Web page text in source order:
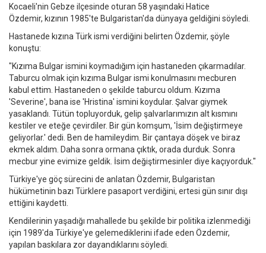
Kocaeli'nin Gebze ilçesinde oturan 58 yaşındaki Hatice
Özdemir, kızının 1985'te Bulgaristan'da dünyaya geldiğini söyledi.
Hastanede kızına Türk ismi verdiğini belirten Özdemir, şöyle
konuştu:
"Kızıma Bulgar ismini koymadığım için hastaneden çıkarmadılar.
Taburcu olmak için kızıma Bulgar ismi konulmasını mecburen
kabul ettim. Hastaneden o şekilde taburcu oldum. Kızıma
'Severine', bana ise 'Hristina' ismini koydular. Şalvar giymek
yasaklandı. Tütün topluyorduk, gelip şalvarlarımızın alt kısmını
kestiler ve eteğe çevirdiler. Bir gün komşum, 'İsim değiştirmeye
geliyorlar.' dedi. Ben de hamileydim. Bir çantaya döşek ve biraz
ekmek aldım. Daha sonra ormana çıktık, orada durduk. Sonra
mecbur yine evimize geldik. İsim değiştirmesinler diye kaçıyorduk."
Türkiye'ye göç sürecini de anlatan Özdemir, Bulgaristan
hükümetinin bazı Türklere pasaport verdiğini, ertesi gün sınır dışı
ettiğini kaydetti.
Kendilerinin yaşadığı mahallede bu şekilde bir politika izlenmediği
için 1989'da Türkiye'ye gelemediklerini ifade eden Özdemir,
yapılan baskılara zor dayandıklarını söyledi.